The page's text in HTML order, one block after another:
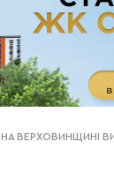
НА ВЕРХОВИНЩИНІ